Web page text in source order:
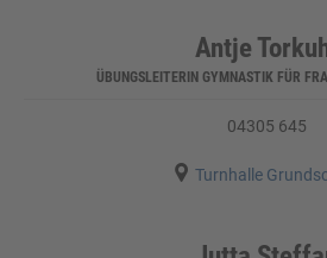
Antje
ÜBUNGSLEITERIN GYMNASTIK FÜR
04305 645
 Turnhalle